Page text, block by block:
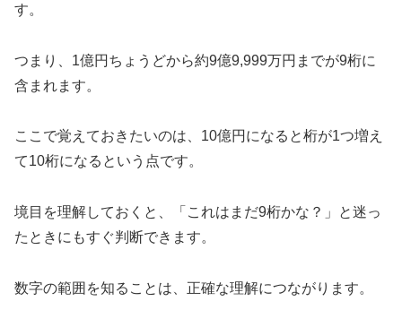
す。
つまり、1億円ちょうどから約9億9,999万円までが9桁に
含まれます。
ここで覚えておきたいのは、10億円になると桁が1つ増え
て10桁になるという点です。
境目を理解しておくと、「これはまだ9桁かな？」と迷っ
たときにもすぐ判断できます。
数字の範囲を知ることは、正確な理解につながります。